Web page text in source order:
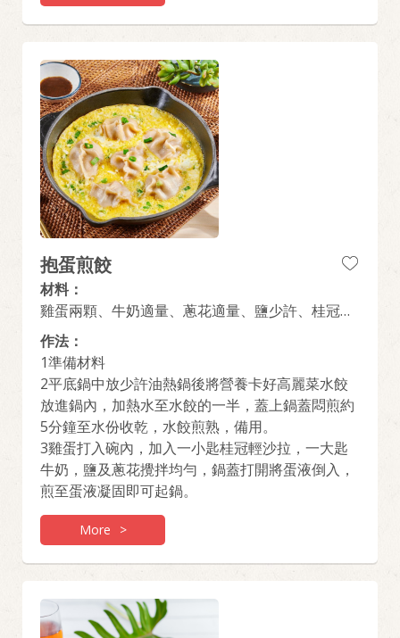
抱蛋煎餃
材料：
雞蛋兩顆、牛奶適量、蔥花適量、鹽少許、桂冠輕
沙拉、營養卡好高麗菜水餃
作法：
1準備材料
2平底鍋中放少許油熱鍋後將營養卡好高麗菜水餃
放進鍋內，加熱水至水餃的一半，蓋上鍋蓋悶煎約
5分鐘至水份收乾，水餃煎熟，備用。
3雞蛋打入碗內，加入一小匙桂冠輕沙拉，一大匙
牛奶，鹽及蔥花攪拌均勻，鍋蓋打開將蛋液倒入，
煎至蛋液凝固即可起鍋。
More >